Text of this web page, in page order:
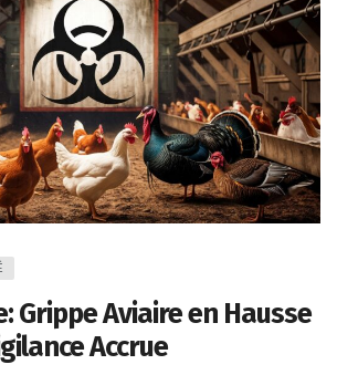
Grippe Aviaire en Hausse
Accrue